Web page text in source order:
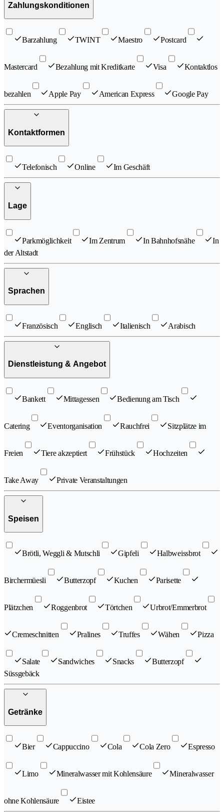
Zahlungskonditionen
Barzahlung TWINT Maestro Postcard
Mastercard Bezahlung mit Kreditkarte Visa Kontaktlos
bezahlen Apple Pay American Express Google Pay
Kontaktformen
Telefonisch Online Im Geschäft
Lage
Parkmöglichkeit Im Zentrum In Bahnhofsnähe
In
der Altstadt
Sprachen
Französisch Englisch Italienisch Arabisch
Dienstleistung & Angebot
Bankett Mittagessen Bedienung am Tisch
Catering Eventorganisation Rauchfrei Sitzplätze im
Freien Tiere akzeptiert Frühstück Hochzeiten
Take Away Private Veranstaltungen
Speisen
Brötli, Weggli & Mutschli Gipfeli Halbweissbrot
Birchermüesli Butterzopf Kuchen Parisette
Plätzchen Roggenbrot Törtchen Urbrot/Emmerbrot
Cremeschnitten Pralines Truffes Wähen Pizza
Salate Sandwiches Snacks
Butterzopf
Süssgebäck
Getränke
Bier Cappuccino Cola Cola Zero Espresso
Limo Mineralwasser mit Kohlensäure Mineralwasser
ohne Kohlensäure Eistee